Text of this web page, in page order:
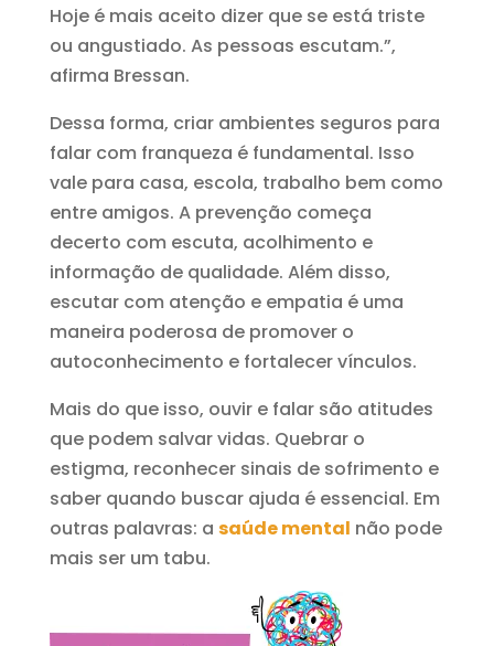
Hoje é mais aceito dizer que se está triste
ou angustiado. As pessoas escutam.”,
afirma Bressan.
Dessa forma, criar ambientes seguros para
falar com franqueza é fundamental. Isso
vale para casa, escola, trabalho bem como
entre amigos. A prevenção começa
decerto com escuta, acolhimento e
informação de qualidade. Além disso,
escutar com atenção e empatia é uma
maneira poderosa de promover o
autoconhecimento e fortalecer vínculos.
Mais do que isso, ouvir e falar são atitudes
que podem salvar vidas. Quebrar o
estigma, reconhecer sinais de sofrimento e
saber quando buscar ajuda é essencial. Em
outras palavras: a saúde mental não pode
mais ser um tabu.